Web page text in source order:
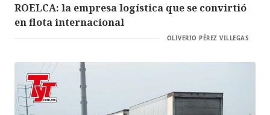
ROELCA: la empresa logística que se convirtió
en flota internacional
OLIVERIO PÉREZ VILLEGAS